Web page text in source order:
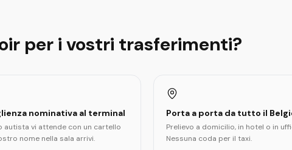
per i vostri trasferimenti?
nominativa al terminal
autista vi attende con un cartello
nome nella sala arrivi.
Porta a porta da tutto il
Prelievo a domicilio, in hotel o in
Nessuna coda per il taxi.